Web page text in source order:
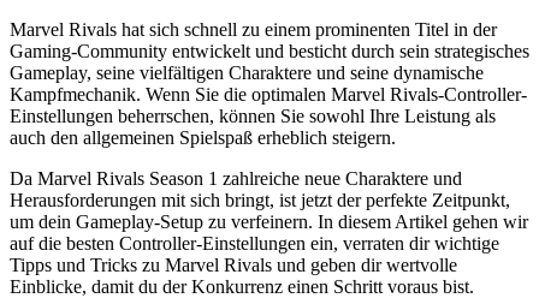
Marvel Rivals hat sich schnell zu einem prominenten Titel in der
Gaming-Community entwickelt und besticht durch sein strategisches
Gameplay, seine vielfältigen Charaktere und seine dynamische
Kampfmechanik. Wenn Sie die optimalen Marvel Rivals-Controller-
Einstellungen beherrschen, können Sie sowohl Ihre Leistung als
auch den allgemeinen Spielspaß erheblich steigern.
Da Marvel Rivals Season 1 zahlreiche neue Charaktere und
Herausforderungen mit sich bringt, ist jetzt der perfekte Zeitpunkt,
um dein Gameplay-Setup zu verfeinern. In diesem Artikel gehen wir
auf die besten Controller-Einstellungen ein, verraten dir wichtige
Tipps und Tricks zu Marvel Rivals und geben dir wertvolle
Einblicke, damit du der Konkurrenz einen Schritt voraus bist.